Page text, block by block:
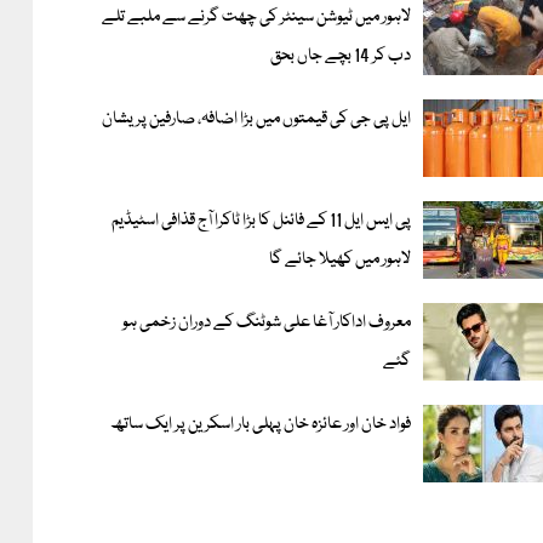
لاہور میں ٹیوشن سینٹر کی چھت گرنے سے ملبے تلے
دب کر 14 بچے جاں بحق
ایل پی جی کی قیمتوں میں بڑا اضافہ، صارفین پریشان
پی ایس ایل 11 کے فائنل کا بڑا ٹاکرا آج قذافی اسٹیڈیم
لاہور میں کھیلا جائے گا
معروف اداکار آغا علی شوٹنگ کے دوران زخمی ہو
گئے
فواد خان اور عائزہ خان پہلی بار اسکرین پر ایک ساتھ